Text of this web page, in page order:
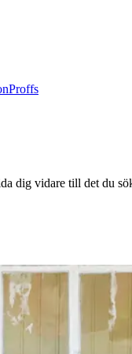
Proffs
dig vidare till det du